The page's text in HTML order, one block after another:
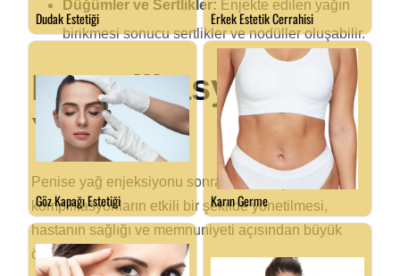
Düğümler ve Sertlikler: Enjekte edilen yağın
birikmesi sonucu sertlikler ve nodüller oluşabilir.
Komplikasyon
Yönetimi
Penise yağ enjeksiyonu sonrası ortaya çıkabilecek
komplikasyonların etkili bir şekilde yönetilmesi,
hastanın sağlığı ve memnuniyeti açısından büyük
önem taşır.